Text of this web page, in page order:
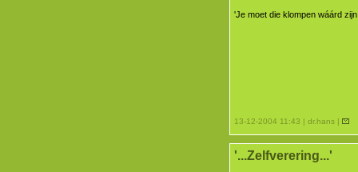
'Je moet die klompen wáárd
13-12-2004 11:43 | dr.hans |
'...Zelfverering...'